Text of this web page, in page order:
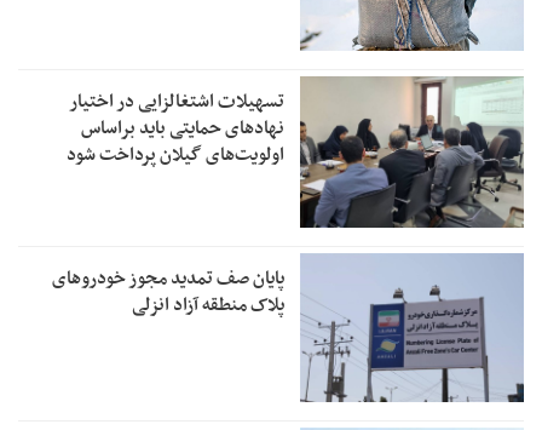
تسهیلات اشتغالزایی در اختیار
نهادهای حمایتی باید براساس
اولویت‌های گیلان پرداخت شود
پایان صف تمدید مجوز خودروهای
پلاک منطقه آزاد انزلی